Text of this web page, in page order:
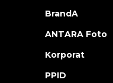
BrandA
ANTARA Foto
Korporat
PPID